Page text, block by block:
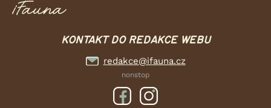
KONTAKT DO REDAKCE WEBU
redakce@ifauna.cz
nonstop